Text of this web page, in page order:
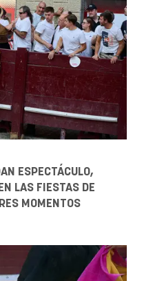
ESPECTÁCULO,
LAS FIESTAS DE
MOMENTOS